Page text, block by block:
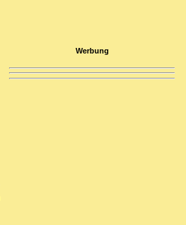
Werbung